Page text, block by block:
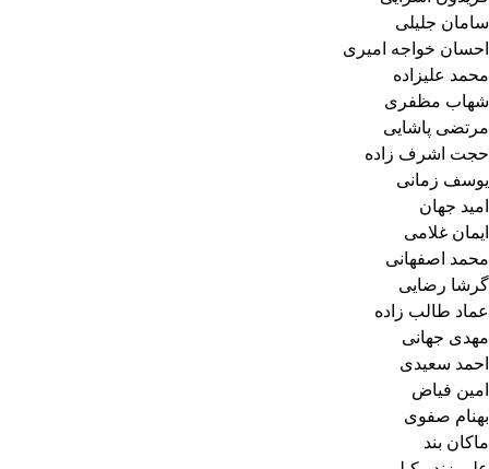
سامان جلیلی
احسان خواجه امیری
محمد علیزاده
شهاب مظفری
مرتضی پاشایی
حجت اشرف زاده
یوسف زمانی
امید جهان
ایمان غلامی
محمد اصفهانی
گرشا رضایی
عماد طالب زاده
مهدی جهانی
احمد سعیدی
امین فیاض
بهنام صفوی
ماکان بند